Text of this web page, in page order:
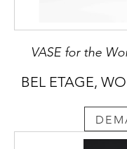
VASE for the
BEL ETAGE,